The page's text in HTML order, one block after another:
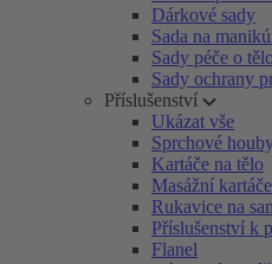
Dárkové sady
Sada na
Sady péče o
Sady ochrany
Příslušenství
Ukázat vše
Sprchové
Kartáče na tělo
Masážní kartáče
Rukavice na
Příslušenství k
Flanel